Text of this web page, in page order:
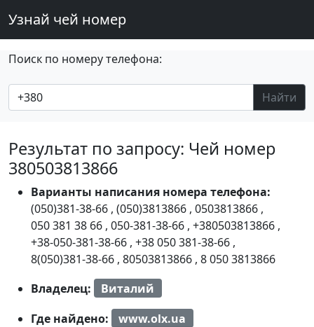
Узнай чей номер
Поиск по номеру телефона:
Найти
Результат по запросу: Чей номер
380503813866
Варианты написания номера телефона:
(050)381-38-66 , (050)3813866 , 0503813866 ,
050 381 38 66 , 050-381-38-66 , +380503813866 ,
+38-050-381-38-66 , +38 050 381-38-66 ,
8(050)381-38-66 , 80503813866 , 8 050 3813866
Владелец:
Виталий
Где найдено:
www.olx.ua